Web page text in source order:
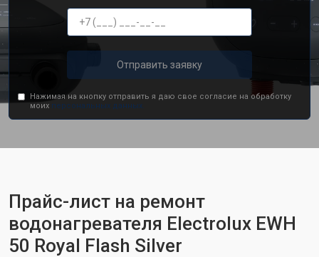
Отправить заявку
Нажимая на кнопку отправить я даю свое согласие на обработку
моих персональных данных.
Прайс-лист на ремонт
водонагревателя Electrolux EWH
50 Royal Flash Silver